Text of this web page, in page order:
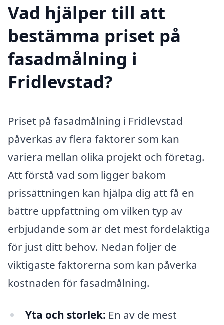
Vad hjälper till att
bestämma priset på
fasadmålning i
Fridlevstad?
Priset på fasadmålning i Fridlevstad
påverkas av flera faktorer som kan
variera mellan olika projekt och företag.
Att förstå vad som ligger bakom
prissättningen kan hjälpa dig att få en
bättre uppfattning om vilken typ av
erbjudande som är det mest fördelaktiga
för just ditt behov. Nedan följer de
viktigaste faktorerna som kan påverka
kostnaden för fasadmålning.
Yta och storlek: En av de mest